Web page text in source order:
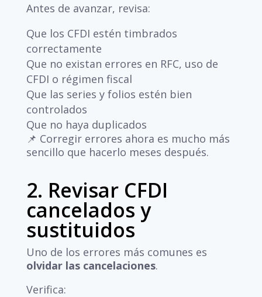
Antes de avanzar, revisa:
Que los CFDI estén timbrados
correctamente
Que no existan errores en RFC, uso de
CFDI o régimen fiscal
Que las series y folios estén bien
controlados
Que no haya duplicados
📌 Corregir errores ahora es mucho más
sencillo que hacerlo meses después.
2. Revisar CFDI
cancelados y
sustituidos
Uno de los errores más comunes es
olvidar las cancelaciones.
Verifica: